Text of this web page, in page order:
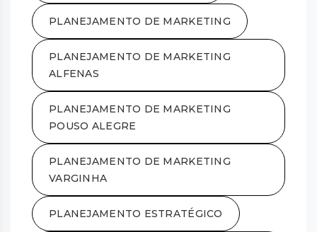
PLANEJAMENTO DE MARKETING
PLANEJAMENTO DE MARKETING
ALFENAS
PLANEJAMENTO DE MARKETING
POUSO ALEGRE
PLANEJAMENTO DE MARKETING
VARGINHA
PLANEJAMENTO ESTRATÉGICO